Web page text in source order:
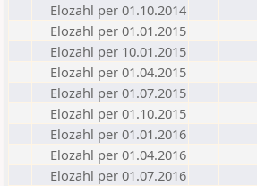
Elozahl per 01.10.2014
Elozahl per 01.01.2015
Elozahl per 10.01.2015
Elozahl per 01.04.2015
Elozahl per 01.07.2015
Elozahl per 01.10.2015
Elozahl per 01.01.2016
Elozahl per 01.04.2016
Elozahl per 01.07.2016